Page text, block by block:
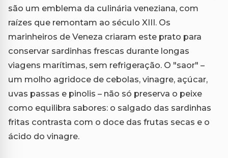
são um emblema da culinária veneziana, com
raízes que remontam ao século XIII. Os
marinheiros de Veneza criaram este prato para
conservar sardinhas frescas durante longas
viagens marítimas, sem refrigeração. O "saor" –
um molho agridoce de cebolas, vinagre, açúcar,
uvas passas e pinolis – não só preserva o peixe
como equilibra sabores: o salgado das sardinhas
fritas contrasta com o doce das frutas secas e o
ácido do vinagre.